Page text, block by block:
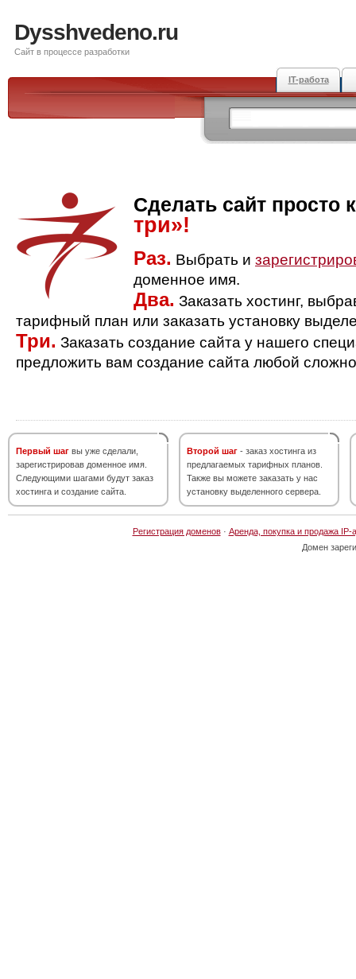
Dysshvedeno.ru
Сайт в процессе разработки
IT-работа
Сделать сайт просто
три»!
Раз. Выбрать и
доменное имя.
Два. Заказать хостинг,
тарифный план или заказать установку
Три. Заказать создание сайта у нашего
предложить вам создание сайта любой
Первый шаг вы уже сделали,
зарегистрировав доменное имя.
Следующими шагами будут заказ
хостинга и создание сайта.
Второй шаг - заказ хостинга из
предлагаемых тарифных планов.
Также вы можете заказать у нас
установку выделенного сервера.
Регистрация доменов· Аренда, покупка и продажа IP-
Домен